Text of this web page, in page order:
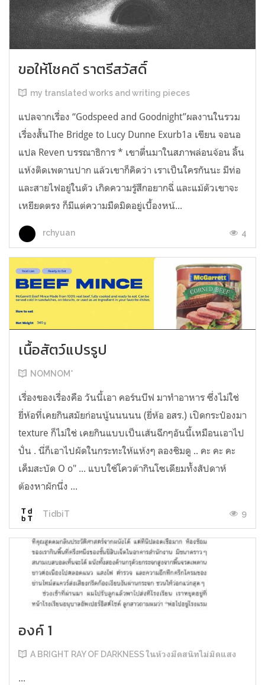
ขอให้โชคดี ราตรีสวัสดิ์
my translated works and writing pieces
แปลจากเรื่อง “Godspeed and Goodnight”ผลงานในรวม
เรื่องสั้นThe Bridge to Lucy Dunne Exurb1a เขียน จอนอ
แปล Reven บรรณาธิการ * เขาตื่นมาในสภาพล่อนจ้อน ลิ้น
แห้งติดเพดานปาก แล้วเขาก็คิดว่า เราเป็นใครกันนะ มีท่อ
และสายไฟอยู่ในตัว เกิดความรู้สึกอยากฉี่ และแม้ตัวเขาจะ
เหยียดตรง ก็มีแต่ความมืดมิดอยู่เบื้องหน้...
rchyuan 4
เนื้อสัตว์แปรรูป
NOMNOM*
เรื่องของเรื่องคือ วันนี้เอา คอร์นบีฟ มาทำอาหาร ซึ่งไม่ใช่
ยี่ห้อที่เคยกินสมัยก่อนนู้นนนนน (ยี่ห้อ อสร.) เปิดกระป๋องมา
texture ก็ไม่ใช่ เคยกินแบบเป็นเส้นฉีกๆอันนี้เหมือนเอาไป
ปั่น . นี่ก็เอาไปผัดในกระทะให้แห้งๆ ลองชิมดู .. คะ คะ คะ
เค็มสะบัด O o" ... แบบใช้โควต้ากินโซเดียมทั้งสัปดาห์
ต้องหาผักนึ่ง ...
TidbiT 9
องค์ 1
A BRIGHT RAY OF DARKNESS ในห้วงมืดสนิทไม่มิดแสง
...